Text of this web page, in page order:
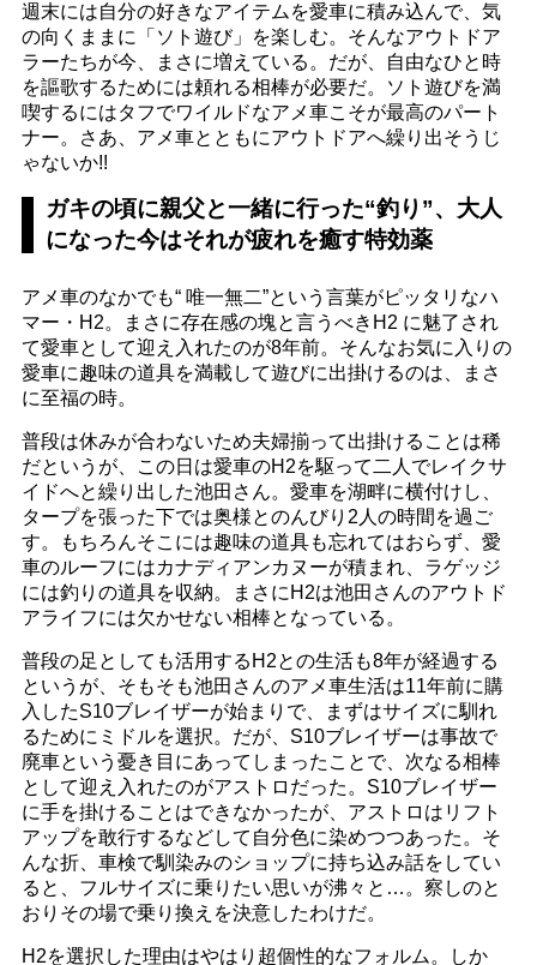
週末には自分の好きなアイテムを愛車に積み込んで、気
の向くままに「ソト遊び」を楽しむ。そんなアウトドア
ラーたちが今、まさに増えている。だが、自由なひと時
を謳歌するためには頼れる相棒が必要だ。ソト遊びを満
喫するにはタフでワイルドなアメ車こそが最高のパート
ナー。さあ、アメ車とともにアウトドアへ繰り出そうじ
ゃないか!!
ガキの頃に親父と一緒に行った“釣り”、大人
になった今はそれが疲れを癒す特効薬
アメ車のなかでも“ 唯一無二”という言葉がピッタリなハ
マー・H2。まさに存在感の塊と言うべきH2 に魅了され
て愛車として迎え入れたのが8年前。そんなお気に入りの
愛車に趣味の道具を満載して遊びに出掛けるのは、まさ
に至福の時。
普段は休みが合わないため夫婦揃って出掛けることは稀
だというが、この日は愛車のH2を駆って二人でレイクサ
イドへと繰り出した池田さん。愛車を湖畔に横付けし、
タープを張った下では奥様とのんびり2人の時間を過ご
す。もちろんそこには趣味の道具も忘れてはおらず、愛
車のルーフにはカナディアンカヌーが積まれ、ラゲッジ
には釣りの道具を収納。まさにH2は池田さんのアウトド
アライフには欠かせない相棒となっている。
普段の足としても活用するH2との生活も8年が経過する
というが、そもそも池田さんのアメ車生活は11年前に購
入したS10ブレイザーが始まりで、まずはサイズに馴れ
るためにミドルを選択。だが、S10ブレイザーは事故で
廃車という憂き目にあってしまったことで、次なる相棒
として迎え入れたのがアストロだった。S10ブレイザー
に手を掛けることはできなかったが、アストロはリフト
アップを敢行するなどして自分色に染めつつあった。そ
んな折、車検で馴染みのショップに持ち込み話をしてい
ると、フルサイズに乗りたい思いが沸々と…。察しのと
おりその場で乗り換えを決意したわけだ。
H2を選択した理由はやはり超個性的なフォルム。しか